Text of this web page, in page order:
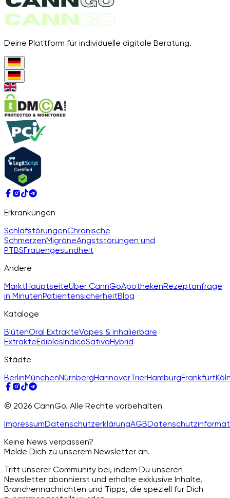
Deine Plattform für individuelle digitale Beratung.
Erkrankungen
SchlafstörungenChronische
SchmerzenMigräneAngststörungen und
PTBSFrauengesundheit
Andere
MarktHauptseiteÜber CannGoApothekenRezeptanfrage
in MinutenPatientensicherheitBlog
Kataloge
BlütenOral ExtrakteVapes & inhalierbare
ExtrakteEdiblesIndicaSativaHybrid
Städte
BerlinMünchenNürnbergHannoverTrierHamburgFrankfurt
© 2026 CannGo. Alle Rechte vorbehalten
ImpressumDatenschutzerklärungAGB
Keine News verpassen?
Melde Dich zu unserem Newsletter an.
Tritt unserer Community bei, indem Du unseren
Newsletter abonnierst und erhalte exklusive Inhalte,
Branchennachrichten und Tipps, die speziell für Dich